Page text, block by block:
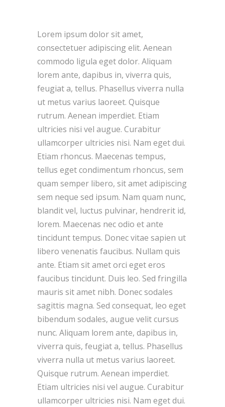
Lorem ipsum dolor sit amet,
consectetuer adipiscing elit. Aenean
commodo ligula eget dolor. Aliquam
lorem ante, dapibus in, viverra quis,
feugiat a, tellus. Phasellus viverra nulla
ut metus varius laoreet. Quisque
rutrum. Aenean imperdiet. Etiam
ultricies nisi vel augue. Curabitur
ullamcorper ultricies nisi. Nam eget dui.
Etiam rhoncus. Maecenas tempus,
tellus eget condimentum rhoncus, sem
quam semper libero, sit amet adipiscing
sem neque sed ipsum. Nam quam nunc,
blandit vel, luctus pulvinar, hendrerit id,
lorem. Maecenas nec odio et ante
tincidunt tempus. Donec vitae sapien ut
libero venenatis faucibus. Nullam quis
ante. Etiam sit amet orci eget eros
faucibus tincidunt. Duis leo. Sed fringilla
mauris sit amet nibh. Donec sodales
sagittis magna. Sed consequat, leo eget
bibendum sodales, augue velit cursus
nunc. Aliquam lorem ante, dapibus in,
viverra quis, feugiat a, tellus. Phasellus
viverra nulla ut metus varius laoreet.
Quisque rutrum. Aenean imperdiet.
Etiam ultricies nisi vel augue. Curabitur
ullamcorper ultricies nisi. Nam eget dui.